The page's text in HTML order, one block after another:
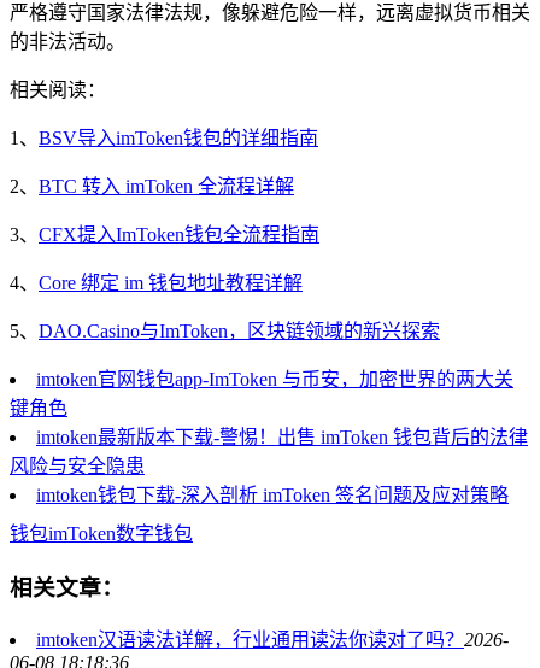
严格遵守国家法律法规，像躲避危险一样，远离虚拟货币相关
的非法活动。
相关阅读：
1、 BSV导入imToken钱包的详细指南
2、 BTC 转入 imToken 全流程详解
3、 CFX提入ImToken钱包全流程指南
4、 Core 绑定 im 钱包地址教程详解
5、 DAO.Casino与ImToken，区块链领域的新兴探索
imtoken官网钱包app-ImToken 与币安，加密世界的两大关
键角色
imtoken最新版本下载-警惕！出售 imToken 钱包背后的法律
风险与安全隐患
imtoken钱包下载-深入剖析 imToken 签名问题及应对策略
钱包imToken数字钱包
相关文章：
imtoken汉语读法详解，行业通用读法你读对了吗？ 2026-
06-08 18:18:36